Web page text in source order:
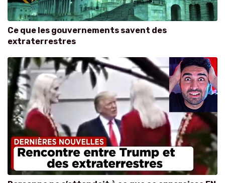
Ce que les gouvernements savent des
extraterrestres